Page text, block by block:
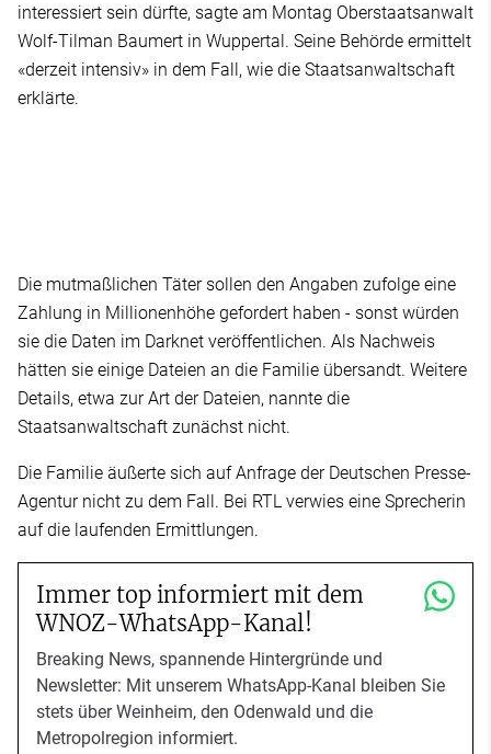
interessiert sein dürfte, sagte am Montag Oberstaatsanwalt
Wolf-Tilman Baumert in Wuppertal. Seine Behörde ermittelt
«derzeit intensiv» in dem Fall, wie die Staatsanwaltschaft
erklärte.
Die mutmaßlichen Täter sollen den Angaben zufolge eine
Zahlung in Millionenhöhe gefordert haben - sonst würden
sie die Daten im Darknet veröffentlichen. Als Nachweis
hätten sie einige Dateien an die Familie übersandt. Weitere
Details, etwa zur Art der Dateien, nannte die
Staatsanwaltschaft zunächst nicht.
Die Familie äußerte sich auf Anfrage der Deutschen Presse-
Agentur nicht zu dem Fall. Bei RTL verwies eine Sprecherin
auf die laufenden Ermittlungen.
Immer top informiert mit dem
WNOZ-WhatsApp-Kanal!
Breaking News, spannende Hintergründe und
Newsletter: Mit unserem WhatsApp-Kanal bleiben Sie
stets über Weinheim, den Odenwald und die
Metropolregion informiert.